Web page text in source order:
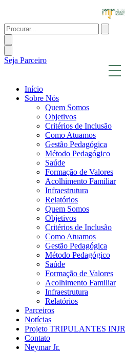
o
conteúdo
Procurar...
Seja Parceiro
Início
Sobre Nós
Quem Somos
Objetivos
Critérios de Inclusão
Como Atuamos
Gestão Pedagógica
Método Pedagógico
Saúde
Formação de Valores
Acolhimento Familiar
Infraestrutura
Relatórios
Quem Somos
Objetivos
Critérios de Inclusão
Como Atuamos
Gestão Pedagógica
Método Pedagógico
Saúde
Formação de Valores
Acolhimento Familiar
Infraestrutura
Relatórios
Parceiros
Notícias
Projeto TRIPULANTES INJR
Contato
Neymar Jr.